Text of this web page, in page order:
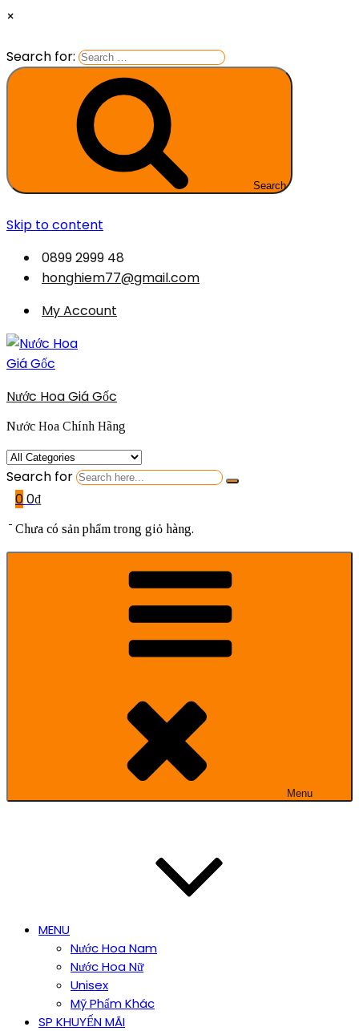
×
Search for:
Search
Skip to content
0899 2999 48
honghiem77@gmail.com
My Account
Nước Hoa Giá Gốc
Nước Hoa Chính Hãng
Search for
00₫
Chưa có sản phẩm trong giỏ hàng.
Menu
MENU
Nước Hoa Nam
Nước Hoa Nữ
Unisex
Mỹ Phẩm Khác
SP KHUYẾN MÃI